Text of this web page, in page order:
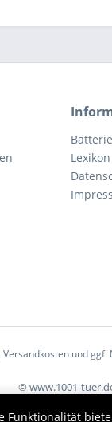
Lexikon
Versandkostenund ggf.
© www.1001-
Funktionalität